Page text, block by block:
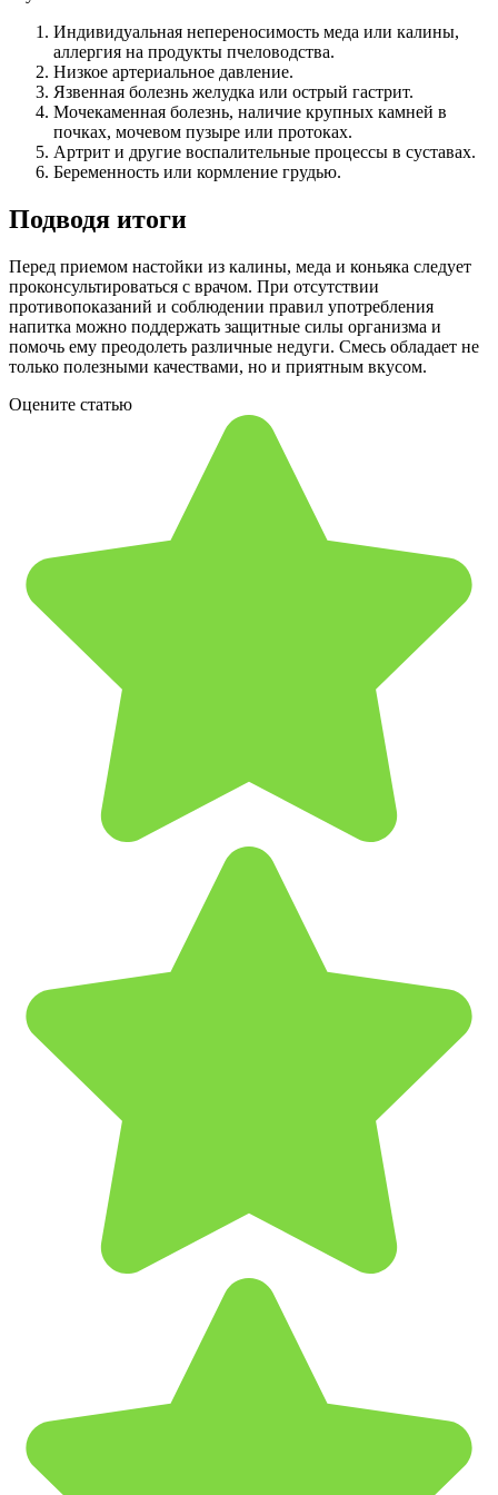
Индивидуальная непереносимость меда или калины,
аллергия на продукты пчеловодства.
Низкое артериальное давление.
Язвенная болезнь желудка или острый гастрит.
Мочекаменная болезнь, наличие крупных камней в
почках, мочевом пузыре или протоках.
Артрит и другие воспалительные процессы в суставах.
Беременность или кормление грудью.
Подводя итоги
Перед приемом настойки из калины, меда и коньяка следует
проконсультироваться с врачом. При отсутствии
противопоказаний и соблюдении правил употребления
напитка можно поддержать защитные силы организма и
помочь ему преодолеть различные недуги. Смесь обладает не
только полезными качествами, но и приятным вкусом.
Оцените статью